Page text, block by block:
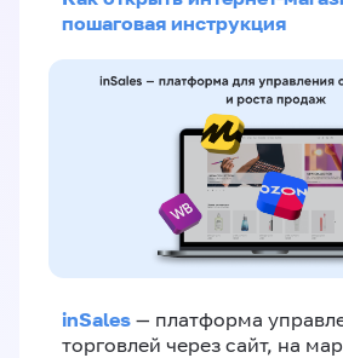
пошаговая инструкция
inSales — платформа
торговлей через сайт, на